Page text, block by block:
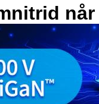
når